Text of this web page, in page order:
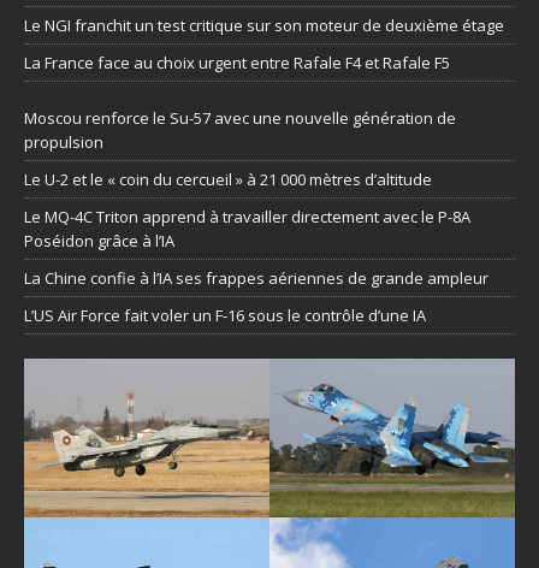
Le NGI franchit un test critique sur son moteur de deuxième étage
La France face au choix urgent entre Rafale F4 et Rafale F5
Moscou renforce le Su-57 avec une nouvelle génération de
propulsion
Le U-2 et le « coin du cercueil » à 21 000 mètres d’altitude
Le MQ-4C Triton apprend à travailler directement avec le P-8A
Poséidon grâce à l’IA
La Chine confie à l’IA ses frappes aériennes de grande ampleur
L’US Air Force fait voler un F-16 sous le contrôle d’une IA